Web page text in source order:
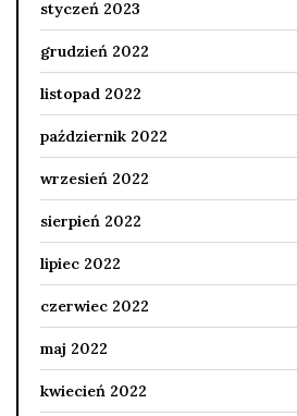
styczeń 2023
grudzień 2022
listopad 2022
październik 2022
wrzesień 2022
sierpień 2022
lipiec 2022
czerwiec 2022
maj 2022
kwiecień 2022